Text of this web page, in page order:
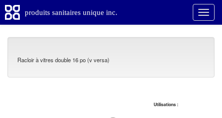
produits sanitaires unique inc.
Racloir à vitres double 16 po (v versa)
Utilisations :